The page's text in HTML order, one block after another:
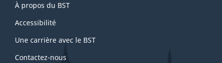
this
site
À propos du BST
Accessibilité
Une carrière avec le BST
Contactez-nous